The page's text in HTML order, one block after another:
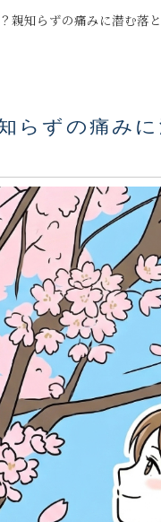
親知らずの痛みに潜む落
らずの痛み